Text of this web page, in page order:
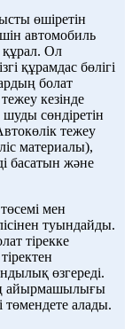
өшіретін
автомобиль
құрал. Ол
құрамдас бөлігі
болат
​​кезінде
сөндіретін
тежеу
материалы),
басатын және
мен
туындайды.
тірекке
өзгереді.
айырмашылығы
алады.